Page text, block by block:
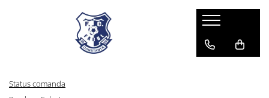
Status comanda